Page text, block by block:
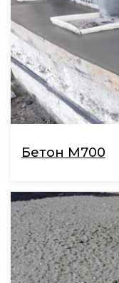
Бетон М700